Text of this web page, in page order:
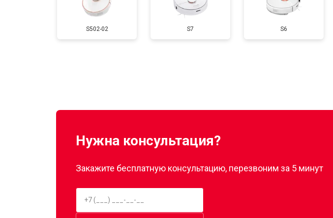
S502-02 S7 S6
Нужна консультация?
Закажите бесплатную консультацию, перезвоним за 5 минут